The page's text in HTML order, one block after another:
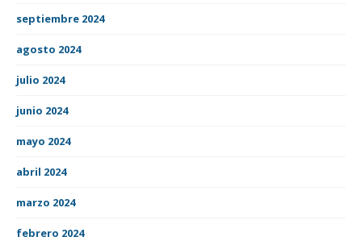
septiembre 2024
agosto 2024
julio 2024
junio 2024
mayo 2024
abril 2024
marzo 2024
febrero 2024